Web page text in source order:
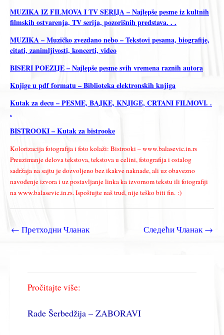
MUZIKA IZ FILMOVA I TV SERIJA – Najlepše pesme iz kultnih
filmskih ostvarenja, TV serija, pozorišnih predstava. . .
MUZIKA – Muzičko zvezdano nebo – Tekstovi pesama, biografije,
citati, zanimljivosti, koncerti, video
BISERI POEZIJE – Najlepše pesme svih vremena raznih autora
Knjige u pdf formatu – Biblioteka elektronskih knjiga
Kutak za decu – PESME, BAJKE, KNJIGE, CRTANI FILMOVI. .
.
BISTROOKI – Kutak za bistrooke
Kolorizacija fotografija i foto kolaži: Bistrooki – www.balasevic.in.rs
Preuzimanje delova tekstova, tekstova u celini, fotografija i ostalog
sadržaja na sajtu je dozvoljeno bez ikakve naknade, ali uz obavezno
navođenje izvora i uz postavljanje linka ka izvornom tekstu ili fotografiji
na www.balasevic.in.rs. Ispoštujte naš trud, nije teško biti fin. :)
← Претходни Чланак Следећи Чланак→
Pročitajte više:
Rade Šerbedžija – ZABORAVI